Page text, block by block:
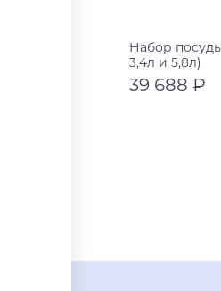
Набор
3,4л и 5,8л)
39 688 ₽